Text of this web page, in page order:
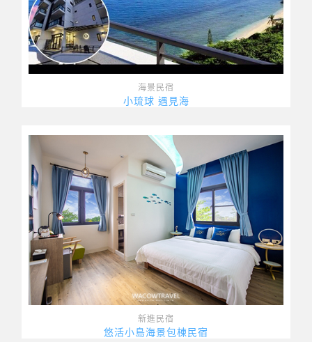
海景民宿
小琉球 遇見海
新進民宿
悠活小島海景包棟民宿